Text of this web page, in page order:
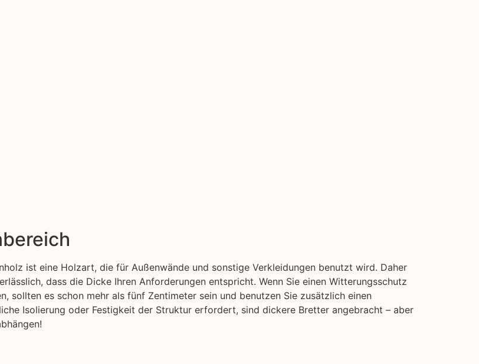
ist eine Holzart, die für Außenwände und sonstige Verkleidungen benutzt wird. Daher
dass die Dicke Ihren Anforderungen entspricht. Wenn Sie einen Witterungsschutz
sollten es schon mehr als fünf Zentimeter sein und benutzen Sie zusätzlich einen
Isolierung oder Festigkeit der Struktur erfordert, sind dickere Bretter angebracht – aber